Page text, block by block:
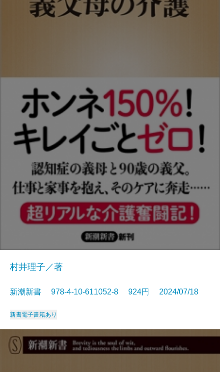
村井理子／著
新潮新書 978-4-10-611052-8 924円 2024/07/18
新書電子書籍あり